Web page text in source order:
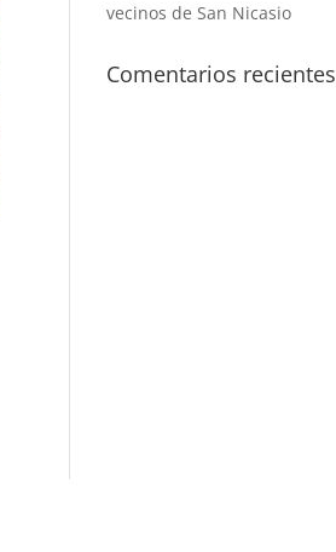
vecinos de San Nicasio
Comentarios recientes